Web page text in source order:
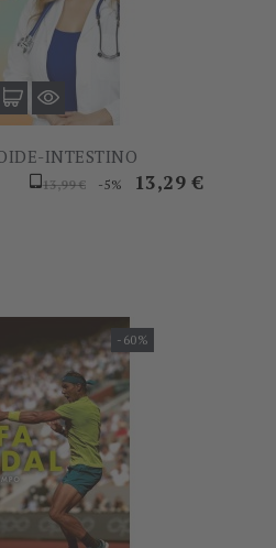
INTESTINO
Prezzo
13,99 € -5% Prezzo
13,29 €
-60%